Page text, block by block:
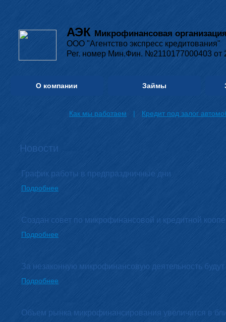
АЭК Микрофинансовая
ООО "Агентство экспресс кредитования"
Рег. номер Мин.Фин. №2110177000403 от
О компании Займы
Как мы работаем | Кредит под залог
Новости
График работы в предпраздничные дни
Подробнее
Создан совет по микрофинансовой и кредитной
Подробнее
За незаконную микрофинансовую деятельность
Подробнее
Объем рынка микрофинансирования увеличится в